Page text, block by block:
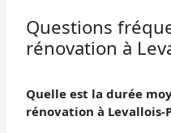
Questions
rénovation à
Quelle est la durée
rénovation à Levallois-